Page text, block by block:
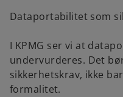
Dataportabilitet som
I KPMG ser vi at
undervurderes. Det
sikkerhetskrav, ikke
formalitet.